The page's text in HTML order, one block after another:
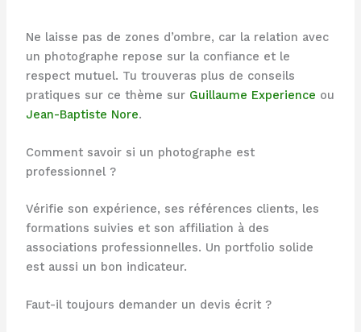
Ne laisse pas de zones d’ombre, car la relation avec
un photographe repose sur la confiance et le
respect mutuel. Tu trouveras plus de conseils
pratiques sur ce thème sur Guillaume Experience ou
Jean-Baptiste Nore.
Comment savoir si un photographe est
professionnel ?
Vérifie son expérience, ses références clients, les
formations suivies et son affiliation à des
associations professionnelles. Un portfolio solide
est aussi un bon indicateur.
Faut-il toujours demander un devis écrit ?